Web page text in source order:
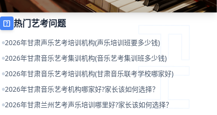
help_center 热门艺考问题
2026年甘肃声乐艺考培训机构(声乐培训班要多少钱)
2026年甘肃音乐艺考集训机构(音乐艺考集训班多少钱)
2026年甘肃音乐艺考培训机构(甘肃音乐联考学校哪家好)
2026年甘肃音乐艺考机构哪家好?家长该如何选择？
2026年甘肃兰州艺考声乐培训哪里好?家长该如何选择？